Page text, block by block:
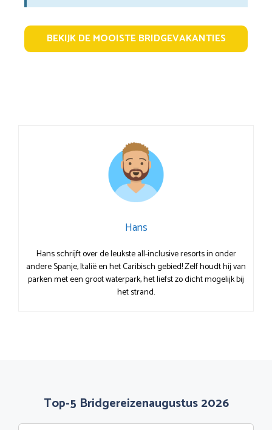
BEKIJK DE MOOISTE BRIDGEVAKANTIES
Hans
Hans schrijft over de leukste all-inclusive resorts in onder
andere Spanje, Italië en het Caribisch gebied! Zelf houdt hij van
parken met een groot waterpark, het liefst zo dicht mogelijk bij
het strand.
Top-5 Bridgereizenaugustus 2026